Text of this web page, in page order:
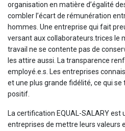
organisation en matière d’égalité
combler l’écart de rémunération
hommes. Une entreprise qui fait
versant aux collaborateurs.trices le
travail ne se contente pas de
les attire aussi. La transparence
employé.e.s. Les entreprises
et une plus grande fidélité, ce qui
positif.
La certification EQUAL-SALARY est
entreprises de mettre leurs valeurs